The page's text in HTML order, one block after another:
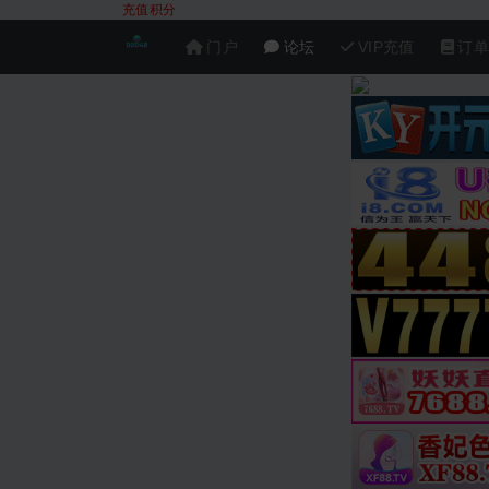
充值积分
门户 论坛 VIP充值 订